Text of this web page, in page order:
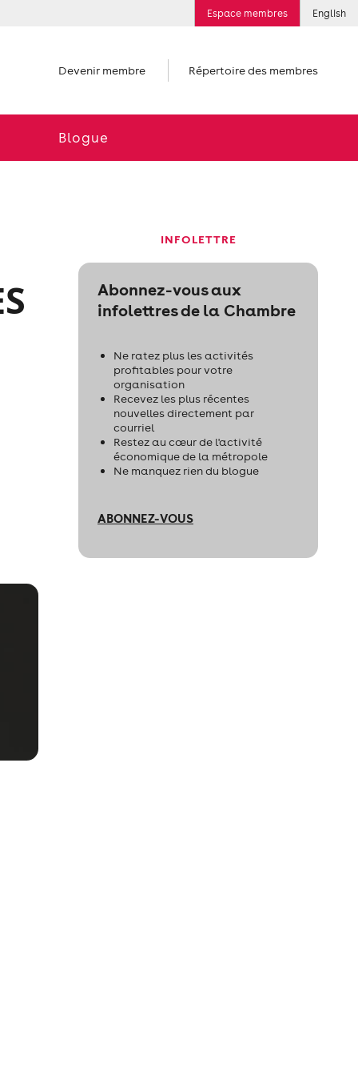
Espace membres English
Devenir membre Répertoire des membres
Blogue
INFOLETTRE
Abonnez-vous aux
infolettres de la Chambre
Ne ratez plus les activités
profitables pour votre
organisation
Recevez les plus récentes
nouvelles directement par
courriel
Restez au cœur de l'activité
économique de la métropole
Ne manquez rien du blogue
ABONNEZ-VOUS